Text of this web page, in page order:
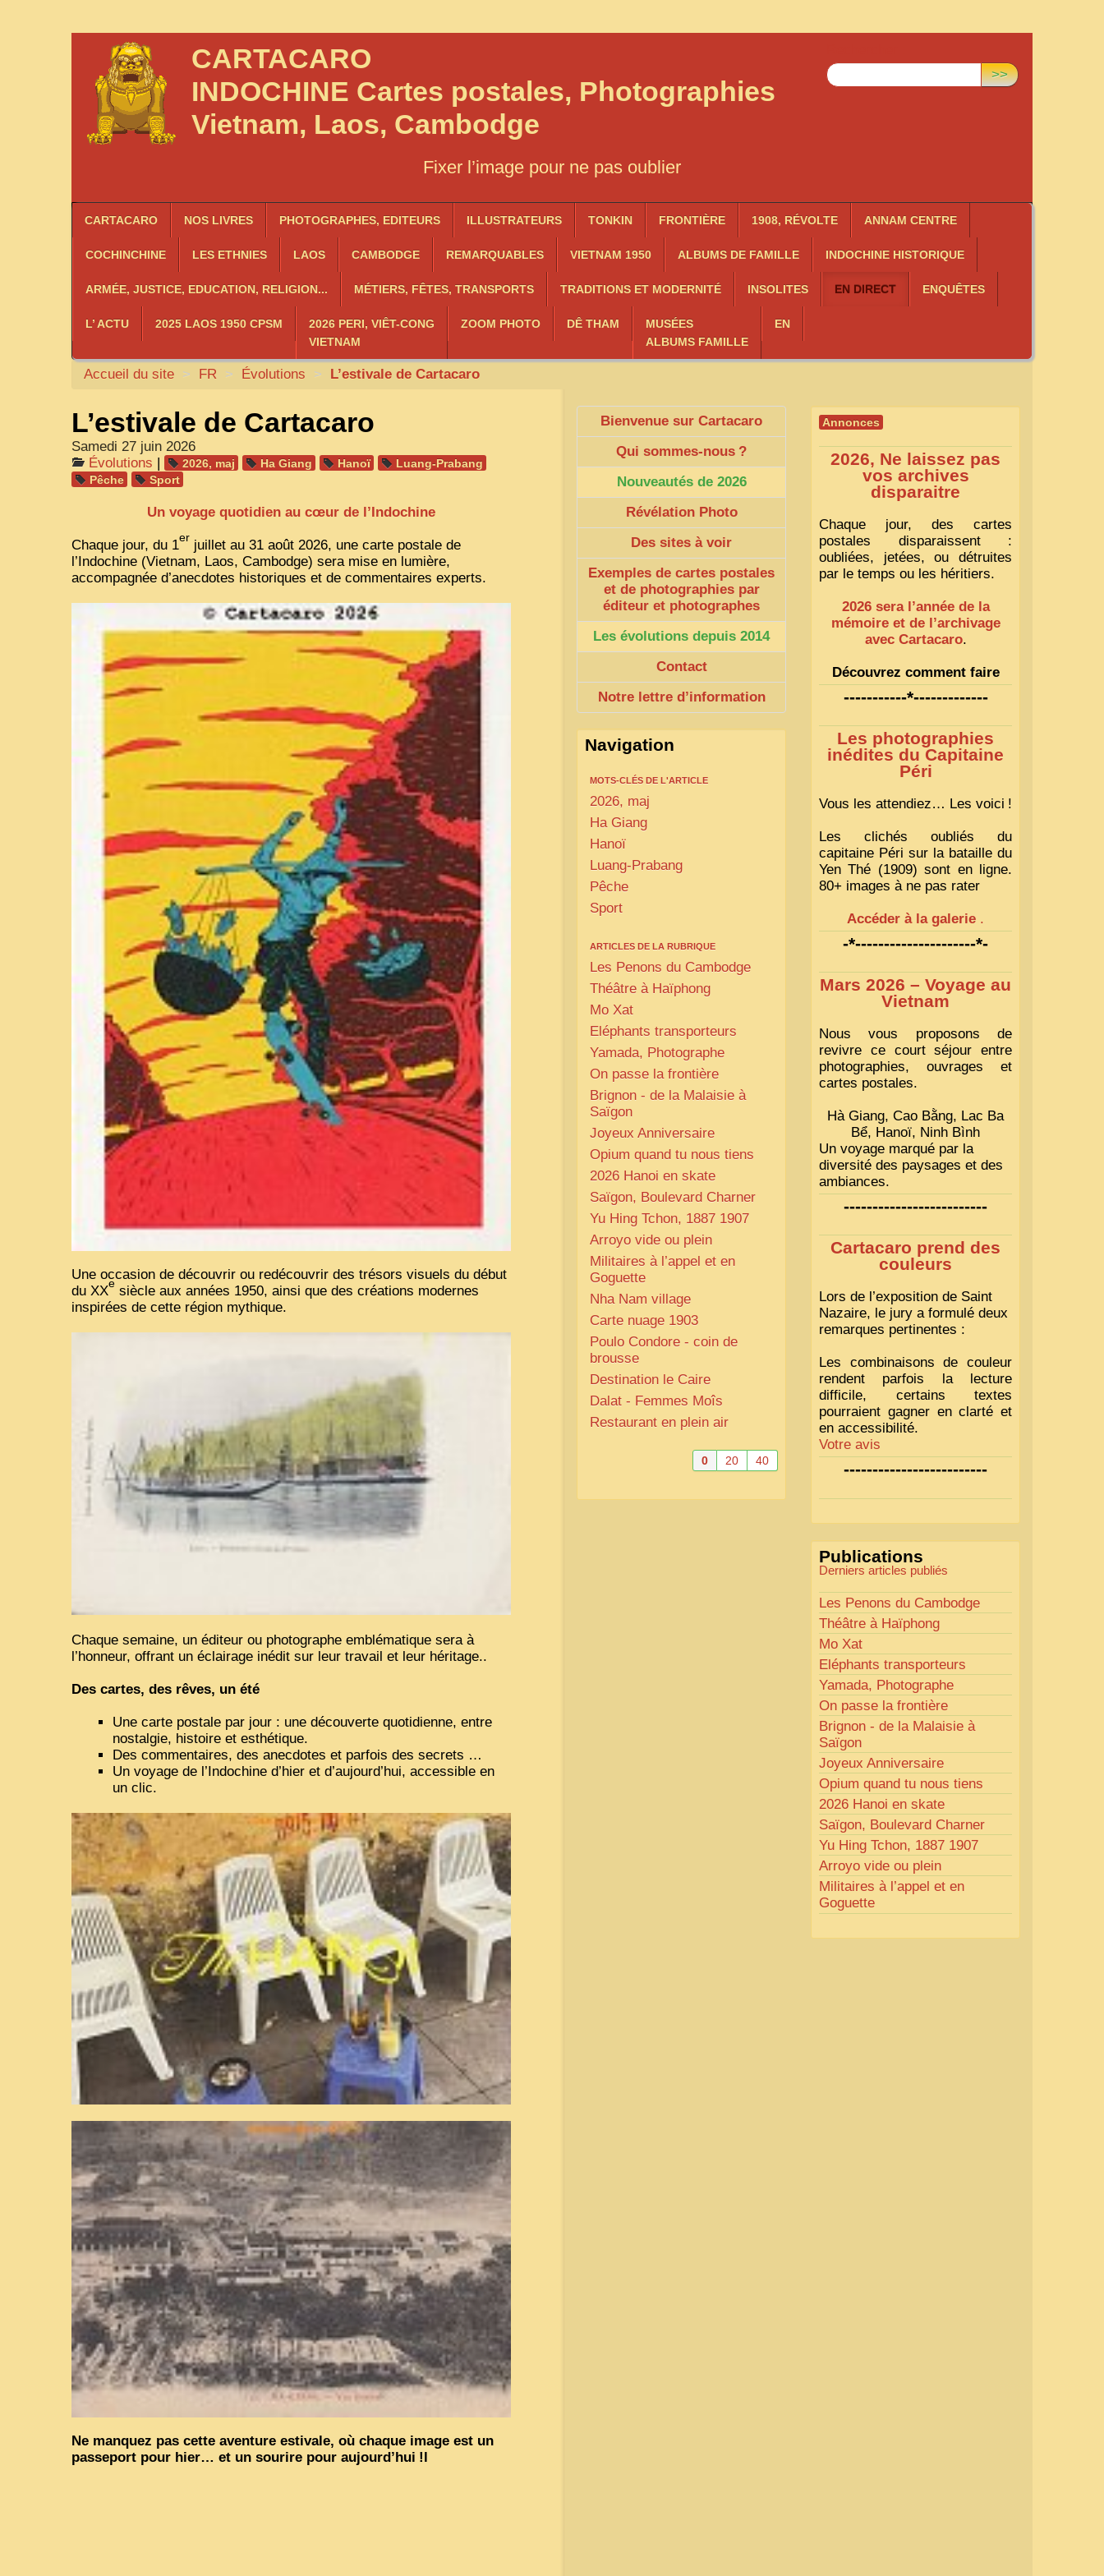
CARTACARO
INDOCHINE Cartes postales, Photographies
Vietnam, Laos, Cambodge
Fixer l’image pour ne pas oublier
>>
CARTACARO NOS LIVRES PHOTOGRAPHES, EDITEURS ILLUSTRATEURS TONKIN FRONTIÈRE 1908, RÉVOLTE ANNAM CENTRE
COCHINCHINE LES ETHNIES LAOS CAMBODGE REMARQUABLES VIETNAM 1950 ALBUMS DE FAMILLE INDOCHINE HISTORIQUE
ARMÉE, JUSTICE, EDUCATION, RELIGION... MÉTIERS, FÊTES, TRANSPORTS TRADITIONS ET MODERNITÉ INSOLITES EN DIRECT ENQUÊTES
L’ ACTU 2025 LAOS 1950 CPSM
2026 PERI, VIÊT-CONG
VIETNAM
ZOOM PHOTO DÊ THAM
MUSÉES
ALBUMS FAMILLE
EN
Accueil du site > FR > Évolutions > L’estivale de Cartacaro
L’estivale de Cartacaro
Samedi 27 juin 2026
Évolutions | 2026, maj Ha Giang Hanoï
Luang-Prabang
Pêche
Sport
Un voyage quotidien au cœur de l’Indochine
Chaque jour, du 1er juillet au 31 août 2026, une carte postale de
l’Indochine (Vietnam, Laos, Cambodge) sera mise en lumière,
accompagnée d’anecdotes historiques et de commentaires experts.
Une occasion de découvrir ou redécouvrir des trésors visuels du début
du XXe siècle aux années 1950, ainsi que des créations modernes
inspirées de cette région mythique.
Chaque semaine, un éditeur ou photographe emblématique sera à
l’honneur, offrant un éclairage inédit sur leur travail et leur héritage..
Des cartes, des rêves, un été
Une carte postale par jour : une découverte quotidienne, entre
nostalgie, histoire et esthétique.
Des commentaires, des anecdotes et parfois des secrets …
Un voyage de l’Indochine d’hier et d’aujourd’hui, accessible en
un clic.
Ne manquez pas cette aventure estivale, où chaque image est un
passeport pour hier… et un sourire pour aujourd’hui !l
Bienvenue sur Cartacaro
Qui sommes-nous ?
Nouveautés de 2026
Révélation Photo
Des sites à voir
Exemples de cartes postales
et de photographies par
éditeur et photographes
Les évolutions depuis 2014
Contact
Notre lettre d’information
Navigation
MOTS-CLÉS DE L'ARTICLE
2026, maj
Ha Giang
Hanoï
Luang-Prabang
Pêche
Sport
ARTICLES DE LA RUBRIQUE
Les Penons du Cambodge
Théâtre à Haïphong
Mo Xat
Eléphants transporteurs
Yamada, Photographe
On passe la frontière
Brignon - de la Malaisie à
Saïgon
Joyeux Anniversaire
Opium quand tu nous tiens
2026 Hanoi en skate
Saïgon, Boulevard Charner
Yu Hing Tchon, 1887 1907
Arroyo vide ou plein
Militaires à l’appel et en
Goguette
Nha Nam village
Carte nuage 1903
Poulo Condore - coin de
brousse
Destination le Caire
Dalat - Femmes Moîs
Restaurant en plein air
0 20 40
Annonces
2026, Ne laissez pas
vos archives
disparaitre
Chaque jour, des cartes
postales disparaissent :
oubliées, jetées, ou détruites
par le temps ou les héritiers.
2026 sera l’année de la
mémoire et de l’archivage
avec Cartacaro.
Découvrez comment faire
1
-----------*-------------
Les photographies
inédites du Capitaine
Péri
Vous les attendiez… Les voici !
Les clichés oubliés du
capitaine Péri sur la bataille du
Yen Thé (1909) sont en ligne.
80+ images à ne pas rater
Accéder à la galerie .
-*---------------------*-
Mars 2026 – Voyage au
Vietnam
Nous vous proposons de
revivre ce court séjour entre
photographies, ouvrages et
cartes postales.
Hà Giang, Cao Bằng, Lac Ba
Bể, Hanoï, Ninh Bình
Un voyage marqué par la
diversité des paysages et des
ambiances.
-------------------------
Cartacaro prend des
couleurs
Lors de l’exposition de Saint
Nazaire, le jury a formulé deux
remarques pertinentes :
Les combinaisons de couleur
rendent parfois la lecture
difficile, certains textes
pourraient gagner en clarté et
en accessibilité.
Votre avis
Actions mises en place :
couleurs pour améliorer la
lisibilité. Votre avis nous
intéresse !
Pour les textes, nous allons les
retravailler afin de les rendre
plus fluides et précis.
« Comme tout bon
collectionneur le sait, la
perfection est un idéal… mais
nous y travaillons ! »
-------------------------
Publications
Derniers articles publiés
Les Penons du Cambodge
Théâtre à Haïphong
Mo Xat
Eléphants transporteurs
Yamada, Photographe
On passe la frontière
Brignon - de la Malaisie à
Saïgon
Joyeux Anniversaire
Opium quand tu nous tiens
2026 Hanoi en skate
Saïgon, Boulevard Charner
Yu Hing Tchon, 1887 1907
Arroyo vide ou plein
Militaires à l’appel et en
Goguette